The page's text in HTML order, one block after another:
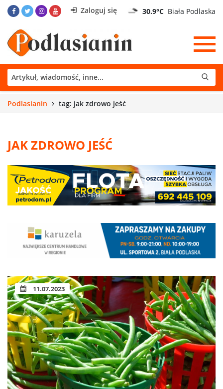
Zaloguj się 30.9°C Biała Podlaska
Podlasianin tag: jak zdrowo jeść
JAK ZDROWO JEŚĆ
11.07.2023